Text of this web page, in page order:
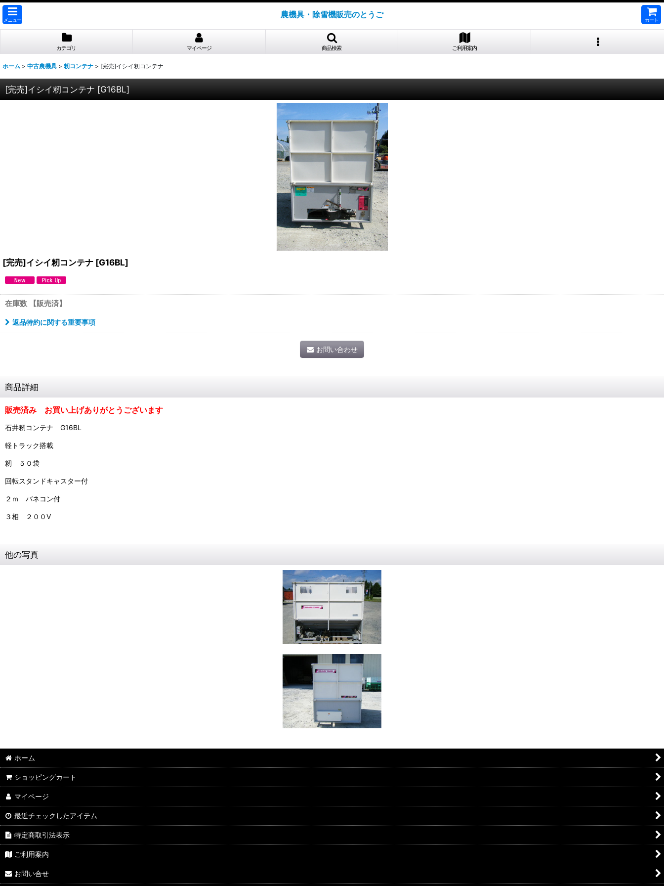
メニュー
農機具・除雪機販売のとうご
カート
カテゴリ マイページ 商品検索 ご利用案内
ホーム > 中古農機具 > 籾コンテナ > [完売]イシイ籾コンテナ
[完売]イシイ籾コンテナ [G16BL]
[完売]イシイ籾コンテナ [G16BL]
在庫数 【販売済】
返品特約に関する重要事項
お問い合わせ
商品詳細
販売済み お買い上げありがとうございます
石井籾コンテナ G16BL
軽トラック搭載
籾 ５０袋
回転スタンドキャスター付
２ｍ バネコン付
３相 ２００V
他の写真
ホーム
ショッピングカート
マイページ
最近チェックしたアイテム
特定商取引法表示
ご利用案内
お問い合せ